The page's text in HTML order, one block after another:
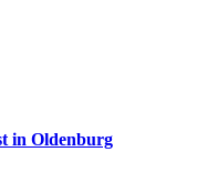
in Oldenburg